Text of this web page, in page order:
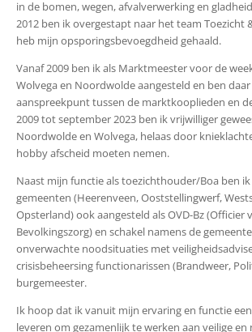
in de bomen, wegen, afvalverwerking en
2012 ben ik overgestapt naar het team Toezicht
heb mijn opsporingsbevoegdheid gehaald.
Vanaf 2009 ben ik als Marktmeester voor de
Wolvega en Noordwolde aangesteld en ben daar
aanspreekpunt tussen de marktkooplieden en
2009 tot september 2023 ben ik vrijwilliger
Noordwolde en Wolvega, helaas door
hobby afscheid moeten nemen.
Naast mijn functie als toezichthouder/Boa ben
gemeenten (Heerenveen, Ooststellingwerf,
Opsterland) ook aangesteld als OVD-Bz (Officier
Bevolkingszorg) en schakel namens de
onverwachte noodsituaties met
crisisbeheersing functionarissen (Brandweer,
burgemeester.
Ik hoop dat ik vanuit mijn ervaring en functie
leveren om gezamenlijk te werken aan veilige en